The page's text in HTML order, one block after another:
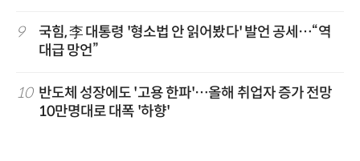
9
국힘, 李 대통령 '형소법 안 읽어봤다' 발언 공세…“역
대급 망언”
10 반도체 성장에도 '고용 한파'…올해 취업자 증가 전망
10만명대로 대폭 '하향'